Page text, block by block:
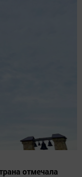
отмечала